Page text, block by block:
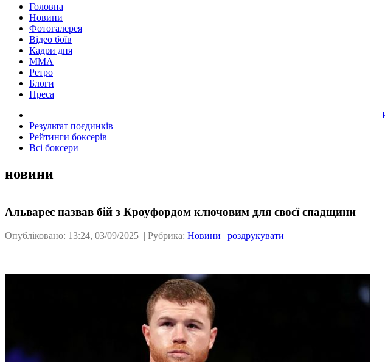
Головна
Новини
Фотогалерея
Відео боїв
Кадри дня
ММА
Ретро
Блоги
Преса
Результат поєдинків
Рейтинги боксерів
Всі боксери
новини
Альварес назвав бій з Кроуфордом ключовим для своєї спадщини
Опубліковано: 13:24, 03/09/2025 | Рубрика: Новини | роздрукувати